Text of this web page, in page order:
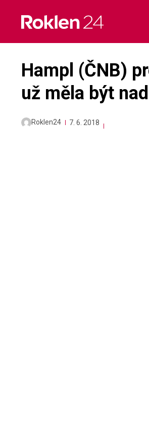
content
Hampl (ČNB)
už měla být
Roklen24 7. 6. 2018